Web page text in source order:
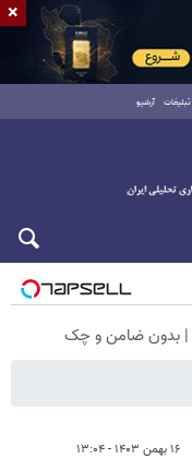
تبلیغات آرشیو
۱۶ بهمن ۱۴۰۳ - ۱۳:۰۴
×